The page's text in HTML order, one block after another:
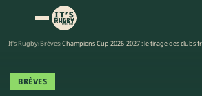
It's Rugby›Brèves›Champions Cup 2026-2027 : le tirage des clubs
BRÈVES